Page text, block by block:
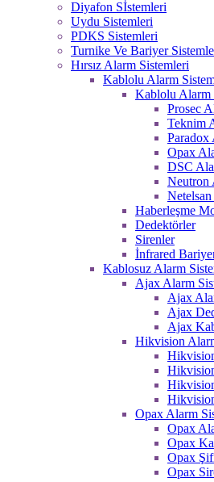
Diyafon Sİstemleri
Uydu Sistemleri
PDKS Sistemleri
Turnike Ve Bariyer
Hırsız Alarm Sistemleri
Kablolu Alarm
Kablolu Alarm
Prosec
Teknim
Paradox
Opax
DSC
Neutron
Haberleşme
Dedektörler
Sirenler
İnfrared
Kablosuz Alarm
Ajax Alarm
Ajax
Ajax
Ajax
Hikvision
Opax Alarm
Opax
Opax
Opax
Opax